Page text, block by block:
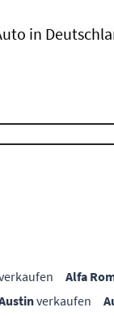
in
Alfa
verkaufen